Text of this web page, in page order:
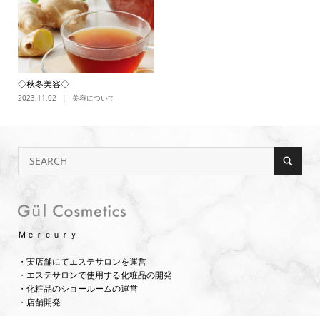
◇秋冬美容◇
2023.11.02 美容について
Ｍｅｒｃｕｒｙ
・実店舗にてエステサロンを運営
・エステサロンで使用する化粧品の開発
・化粧品のショールームの運営
・店舗開発